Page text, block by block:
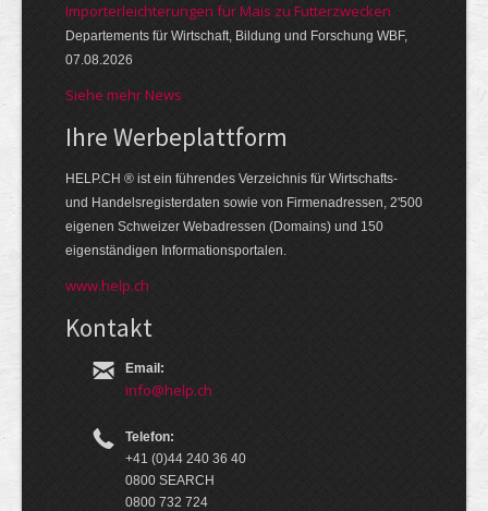
Importerleichterungen für Mais zu Futterzwecken
Departements für Wirtschaft, Bildung und Forschung WBF,
07.08.2026
Siehe mehr News
Ihre Werbe­platt­form
HELP.CH ® ist ein führendes Ver­zeich­nis für Wirt­schafts-
und Handels­register­daten so­wie von Firmen­adressen, 2'500
eige­nen Schweizer Web­adressen (Domains) und 150
eigen­ständigen Infor­mations­por­talen.
www.help.ch
Kontakt
Email:
info@help.ch
Telefon:
+41 (0)44 240 36 40
0800 SEARCH
0800 732 724